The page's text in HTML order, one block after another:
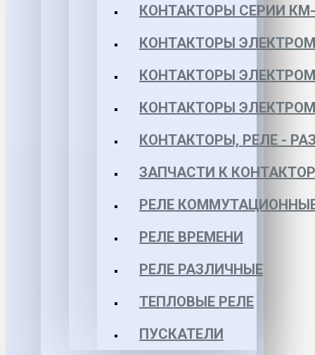
КОНТАКТОРЫ СЕРИИ КМ-
КОНТАКТОРЫ
КОНТАКТОРЫ
КОНТАКТОРЫ
КОНТАКТОРЫ, РЕЛЕ -
ЗАПЧАСТИ К
РЕЛЕ
РЕЛЕ ВРЕМЕНИ
РЕЛЕ РАЗЛИЧНЫЕ
ТЕПЛОВЫЕ РЕЛЕ
ПУСКАТЕЛИ